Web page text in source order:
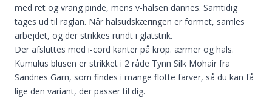
med ret og vrang pinde, mens v-halsen dannes. Samtidig
tages ud til raglan. Når halsudskæringen er formet, samles
arbejdet, og der strikkes rundt i glatstrik.
Der afsluttes med i-cord kanter på krop. ærmer og hals.
Kumulus blusen er strikket i 2 råde Tynn Silk Mohair fra
Sandnes Garn, som findes i mange flotte farver, så du kan få
lige den variant, der passer til dig.